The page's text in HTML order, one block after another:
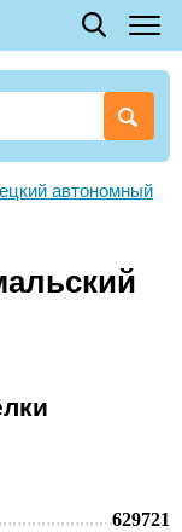
автономный
629721